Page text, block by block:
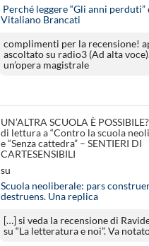
Perché leggere “Gli anni perduti”
Vitaliano Brancati
complimenti per la recensione!
ascoltato su radio3 (Ad alta
un’opera magistrale
UN’ALTRA SCUOLA È
di lettura a “Contro la scuola
e “Senza cattedra” – SENTIERI DI
CARTESENSIBILI
su
Scuola neoliberale: pars
destruens. Una replica
[…] si veda la recensione di
su “La letteratura e noi”. Va